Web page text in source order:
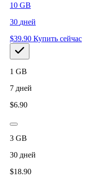
10 GB
30 дней
$39.90 Купить сейчас
1 GB
7 дней
$6.90
3 GB
30 дней
$18.90